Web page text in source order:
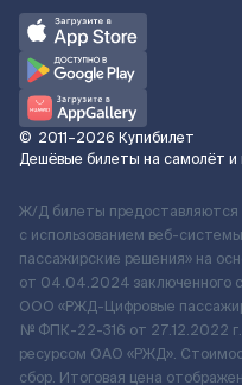
© 2011–2026 Купибилет
Дешёвые билеты на самолёт и
Ж/Д билеты предоставляются
с использованием веб-
пассажирские решения» на
от 04.04.2024 заключенного
ООО «РЖД-Цифровые
№ ФПК-22-316 от 27.12.2022
ресурсом ОАО «РЖД».
сбор. Итоговая цена